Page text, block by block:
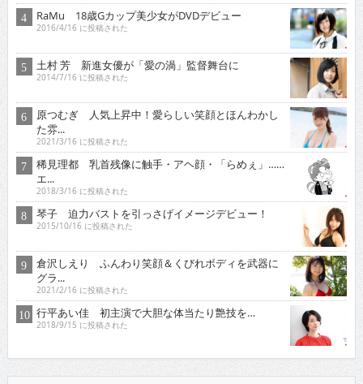
RaMu 18歳Gカップ美少女がDVDデビュー
2016/4/16 に投稿された
土村 芳 新進女優が「愛の渦」監督舞台に
2014/7/16 に投稿された
原つむぎ 人気上昇中！愛らしい笑顔とほんわかし
た雰...
2021/3/16 に投稿された
稀見理都 乳首残像に触手・アヘ顔・「らめぇ」……
エ...
2018/3/16 に投稿された
琴子 迫力バストを引っさげイメージデビュー！
2015/10/16 に投稿された
倉沢しえり ふんわり笑顔＆くびれボディを武器に
グラ...
2021/2/16 に投稿された
行平あい佳 初主演で大胆な体当たり艶技を…
2018/9/15 に投稿された